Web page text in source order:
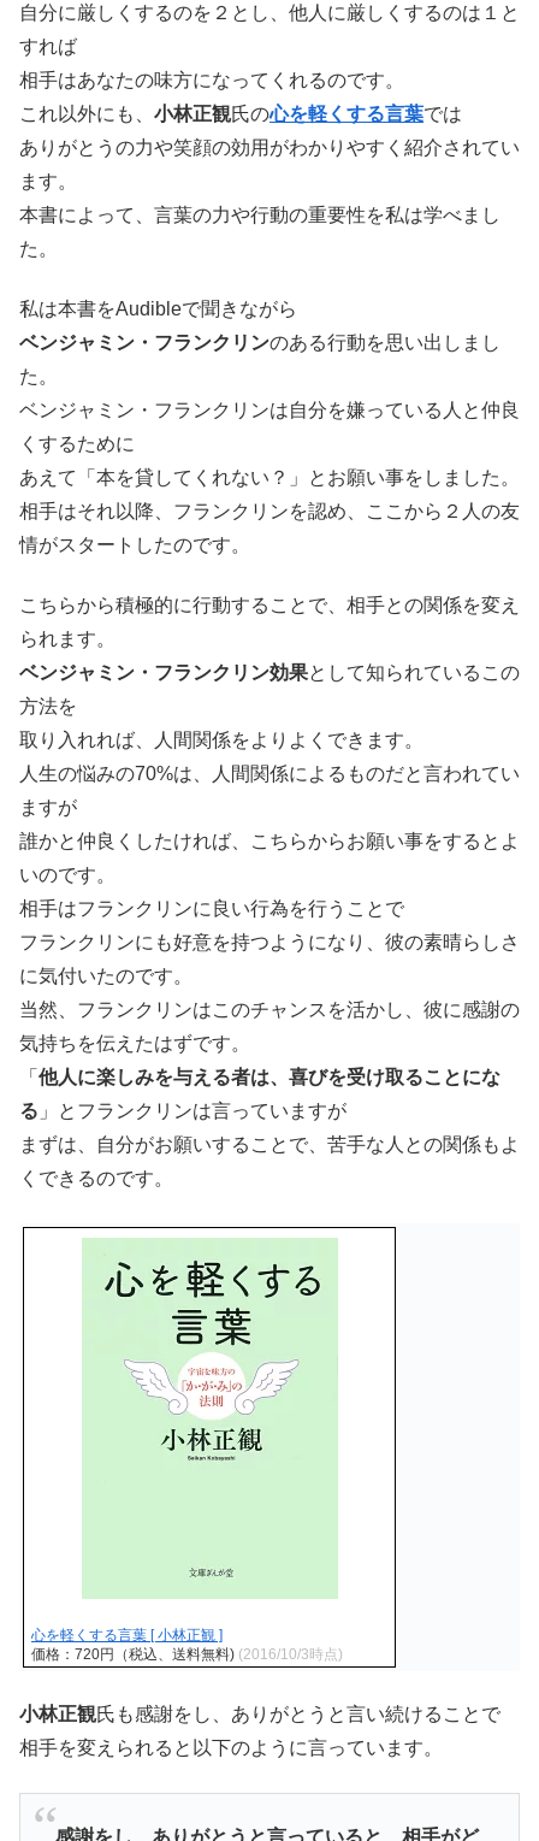
自分に厳しくするのを２とし、他人に厳しくするのは１と
すれば
相手はあなたの味方になってくれるのです。
これ以外にも、 小林正観氏の心を軽くする言葉では
ありがとうの力や笑顔の効用がわかりやすく紹介されてい
ます。
本書によって、言葉の力や行動の重要性を私は学べまし
た。
私は本書をAudibleで聞きながら
ベンジャミン・フランクリンのある行動を思い出しまし
た。
ベンジャミン・フランクリンは自分を嫌っている人と仲良
くするために
あえて「本を貸してくれない？」とお願い事をしました。
相手はそれ以降、フランクリンを認め、ここから２人の友
情がスタートしたのです。
こちらから積極的に行動することで、相手との関係を変え
られます。
ベンジャミン・フランクリン効果として知られているこの
方法を
取り入れれば、人間関係をよりよくできます。
人生の悩みの70%は、人間関係によるものだと言われてい
ますが
誰かと仲良くしたければ、こちらからお願い事をするとよ
いのです。
相手はフランクリンに良い行為を行うことで
フランクリンにも好意を持つようになり、彼の素晴らしさ
に気付いたのです。
当然、フランクリンはこのチャンスを活かし、彼に感謝の
気持ちを伝えたはずです。
「 他人に楽しみを与える者は、喜びを受け取ることにな
る 」とフランクリンは言っていますが
まずは、自分がお願いすることで、苦手な人との関係もよ
くできるのです。
心を軽くする言葉 [ 小林正観 ]
価格：720円（税込、送料無料) (2016/10/3時点)
小林正観氏も感謝をし、ありがとうと言い続けることで
相手を変えられると以下のように言っています。
感謝をし、ありがとうと言っていると、相手がど